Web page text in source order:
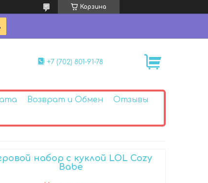
Корзина
+7 (702) 801-91-78
Возврат и Обмен
Отзывы
набор с куклой LOL Cozy
Babe